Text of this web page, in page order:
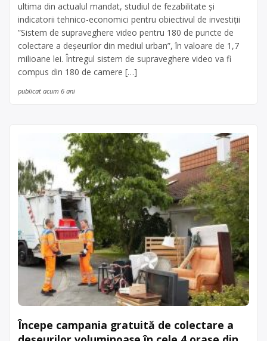
ultima din actualul mandat, studiul de fezabilitate și
indicatorii tehnico-economici pentru obiectivul de investiții
”Sistem de supraveghere video pentru 180 de puncte de
colectare a deșeurilor din mediul urban”, în valoare de 1,7
milioane lei. Întregul sistem de supraveghere video va fi
compus din 180 de camere […]
publicat acum 6 ani
Începe campania gratuită de colectare a